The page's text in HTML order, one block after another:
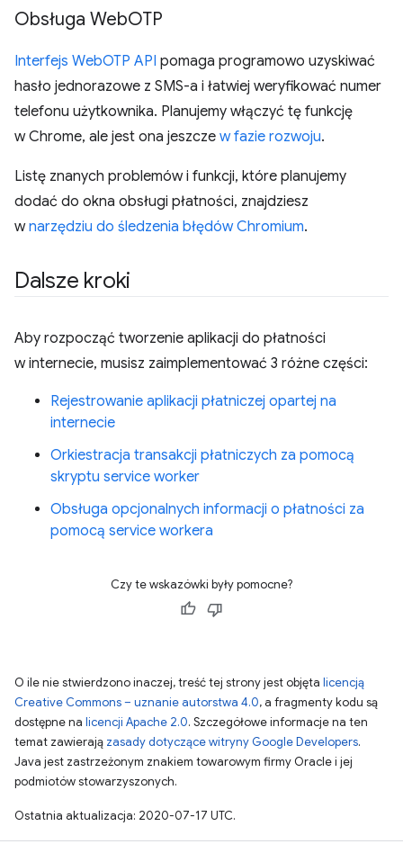
Obsługa WebOTP
Interfejs WebOTP API pomaga programowo uzyskiwać
hasło jednorazowe z SMS-a i łatwiej weryfikować numer
telefonu użytkownika. Planujemy włączyć tę funkcję
w Chrome, ale jest ona jeszcze w fazie rozwoju.
Listę znanych problemów i funkcji, które planujemy
dodać do okna obsługi płatności, znajdziesz
wnarzędziu do śledzenia błędów Chromium.
Dalsze kroki
Aby rozpocząć tworzenie aplikacji do płatności
w internecie, musisz zaimplementować 3 różne części:
Rejestrowanie aplikacji płatniczej opartej na
internecie
Orkiestracja transakcji płatniczych za pomocą
skryptu service worker
Obsługa opcjonalnych informacji o płatności za
pomocą service workera
Czy te wskazówki były pomocne?
O ile nie stwierdzono inaczej, treść tej strony jest objęta licencją
Creative Commons – uznanie autorstwa 4.0, a fragmenty kodu są
dostępne na licencji Apache 2.0. Szczegółowe informacje na ten
temat zawierają zasady dotyczące witryny Google Developers.
Java jest zastrzeżonym znakiem towarowym firmy Oracle i jej
podmiotów stowarzyszonych.
Ostatnia aktualizacja: 2020-07-17 UTC.